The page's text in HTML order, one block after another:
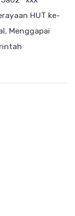
HUT ke-
Menggapai